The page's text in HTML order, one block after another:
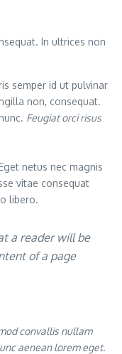
In ultrices non
semper id ut pulvinar
non, consequat.
Feugiat orci risus
netus nec magnis
vitae consequat
libero.
a reader will be
of a page
convallis nullam
aenean lorem eget.